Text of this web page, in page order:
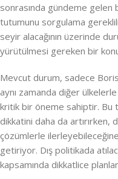
sonrasında gündeme gelen
tutumunu sorgulama
seyir alacağının üzerinde
yürütülmesi gereken bir
Mevcut durum, sadece
aynı zamanda diğer ülkelerle
kritik bir öneme sahiptir. Bu
dikkatini daha da
çözümlerle
getiriyor. Dış politikada
kapsamında dikkatlice